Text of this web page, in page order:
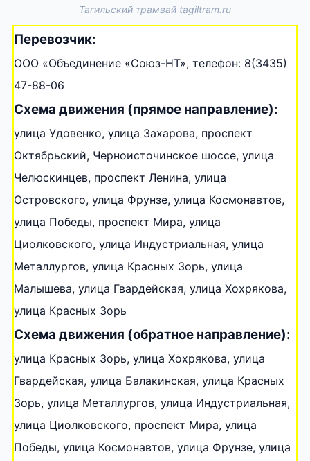
Тагильский трамвай tagiltram.ru
Перевозчик:
ООО «Объединение «Союз-НТ», телефон: 8(3435)
47-88-06
Схема движения (прямое направление):
улица Удовенко, улица Захарова, проспект
Октябрьский, Черноисточинское шоссе, улица
Челюскинцев, проспект Ленина, улица
Островского, улица Фрунзе, улица Космонавтов,
улица Победы, проспект Мира, улица
Циолковского, улица Индустриальная, улица
Металлургов, улица Красных Зорь, улица
Малышева, улица Гвардейская, улица Хохрякова,
улица Красных Зорь
Схема движения (обратное направление):
улица Красных Зорь, улица Хохрякова, улица
Гвардейская, улица Балакинская, улица Красных
Зорь, улица Металлургов, улица Индустриальная,
улица Циолковского, проспект Мира, улица
Победы, улица Космонавтов, улица Фрунзе, улица